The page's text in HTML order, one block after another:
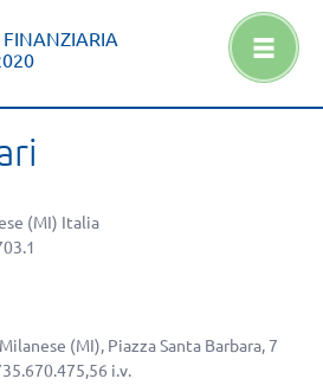
FINANZIARIA
(MI) Italia
(MI), Piazza Santa Barbara, 7
i.v.